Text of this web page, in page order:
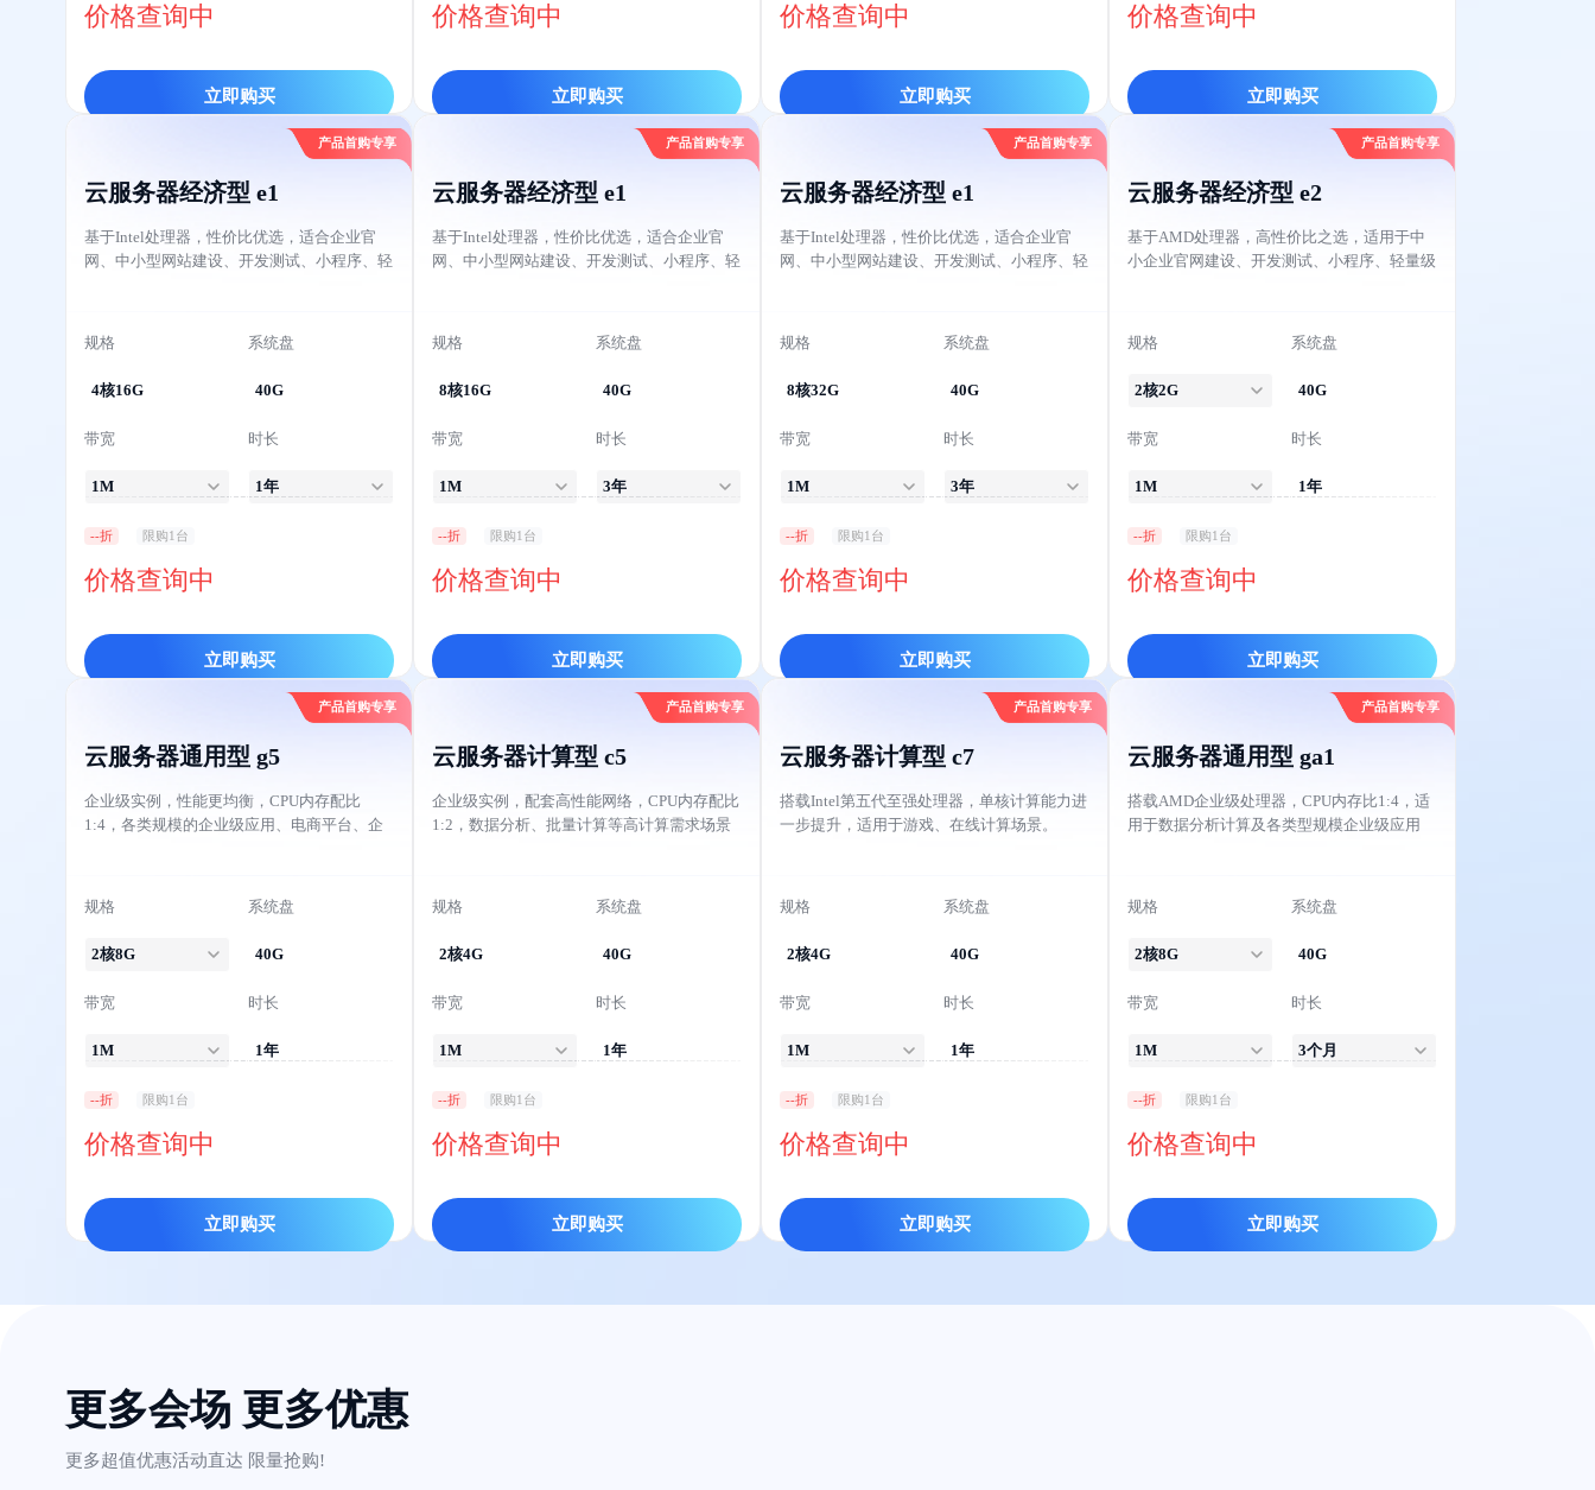
价格查询中
立即购买
价格查询中
立即购买
价格查询中
立即购买
价格查询中
立即购买
云服务器经济型 e1
基于Intel处理器，性价比优选，适合企业官
网、中小型网站建设、开发测试、小程序、轻
产品首购专享
规格
4核16G
系统盘
40G
带宽
1M
时长
1年
--折 限购1台
价格查询中
立即购买
云服务器经济型 e1
基于Intel处理器，性价比优选，适合企业官
网、中小型网站建设、开发测试、小程序、轻
产品首购专享
规格
8核16G
系统盘
40G
带宽
1M
时长
3年
--折 限购1台
价格查询中
立即购买
云服务器经济型 e1
基于Intel处理器，性价比优选，适合企业官
网、中小型网站建设、开发测试、小程序、轻
产品首购专享
规格
8核32G
系统盘
40G
带宽
1M
时长
3年
--折 限购1台
价格查询中
立即购买
云服务器经济型 e2
基于AMD处理器，高性价比之选，适用于中
小企业官网建设、开发测试、小程序、轻量级
产品首购专享
规格
2核2G
系统盘
40G
带宽
1M
时长
1年
--折 限购1台
价格查询中
立即购买
云服务器通用型 g5
企业级实例，性能更均衡，CPU内存配比
1:4，各类规模的企业级应用、电商平台、企
产品首购专享
规格
2核8G
系统盘
40G
带宽
1M
时长
1年
--折 限购1台
价格查询中
立即购买
云服务器计算型 c5
企业级实例，配套高性能网络，CPU内存配比
1:2，数据分析、批量计算等高计算需求场景
产品首购专享
规格
2核4G
系统盘
40G
带宽
1M
时长
1年
--折 限购1台
价格查询中
立即购买
云服务器计算型 c7
搭载Intel第五代至强处理器，单核计算能力进
一步提升，适用于游戏、在线计算场景。
产品首购专享
规格
2核4G
系统盘
40G
带宽
1M
时长
1年
--折 限购1台
价格查询中
立即购买
云服务器通用型 ga1
搭载AMD企业级处理器，CPU内存比1:4，适
用于数据分析计算及各类型规模企业级应用
产品首购专享
规格
2核8G
系统盘
40G
带宽
1M
时长
3个月
--折 限购1台
价格查询中
立即购买
更多会场 更多优惠
更多超值优惠活动直达 限量抢购!